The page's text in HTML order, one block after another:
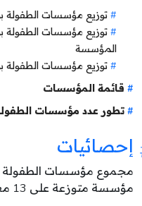
توزيع مؤسسات الطفولة
توزيع مؤسسات الطفولة
المؤسسة
توزيع مؤسسات الطفولة
قائمة المؤسسات
تطور عدد مؤسسات
إحصائيات
مجموع مؤسسات الطفولة
مؤسسة متوزعة على 13 معتمدية .